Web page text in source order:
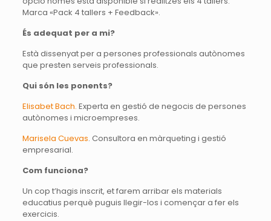
Marca «Pack 4 tallers + Feedback».
És adequat per a mi?
Està dissenyat per a persones professionals autònomes
que presten serveis professionals.
Qui són les ponents?
Elisabet Bach. Experta en gestió de negocis de persones
autònomes i microempreses.
Marisela Cuevas. Consultora en màrqueting i gestió
empresarial.
Com funciona?
Un cop t’hagis inscrit, et farem arribar els materials
educatius perquè puguis llegir-los i començar a fer els
exercicis.